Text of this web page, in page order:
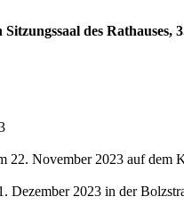
des Rathauses,
22. November 2023 auf dem
Dezember 2023 in der